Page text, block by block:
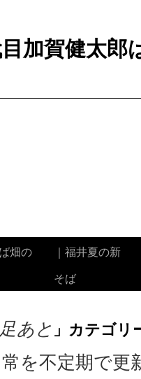
加賀健太郎
畑の
｜福井夏の新
そば
あと 」カテゴ
を不定期で更